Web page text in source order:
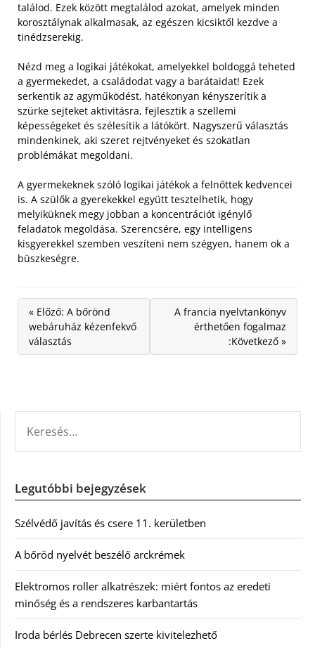
találod. Ezek között megtalálod azokat, amelyek minden
korosztálynak alkalmasak, az egészen kicsiktől kezdve a
tinédzserekig.
Nézd meg a logikai játékokat, amelyekkel boldoggá teheted
a gyermekedet, a családodat vagy a barátaidat! Ezek
serkentik az agyműködést, hatékonyan kényszerítik a
szürke sejteket aktivitásra, fejlesztik a szellemi
képességeket és szélesítik a látókört. Nagyszerű választás
mindenkinek, aki szeret rejtvényeket és szokatlan
problémákat megoldani.
A gyermekeknek szóló logikai játékok a felnőttek kedvencei
is. A szülők a gyerekekkel együtt tesztelhetik, hogy
melyiküknek megy jobban a koncentrációt igénylő
feladatok megoldása. Szerencsére, egy intelligens
kisgyerekkel szemben veszíteni nem szégyen, hanem ok a
büszkeségre.
« Előző: A bőrönd
webáruház kézenfekvő
választás
A francia nyelvtankönyv
érthetően fogalmaz
:Következő »
Legutóbbi bejegyzések
Szélvédő javítás és csere 11. kerületben
A bőröd nyelvét beszélő arckrémek
Elektromos roller alkatrészek: miért fontos az eredeti
minőség és a rendszeres karbantartás
Iroda bérlés Debrecen szerte kivitelezhető